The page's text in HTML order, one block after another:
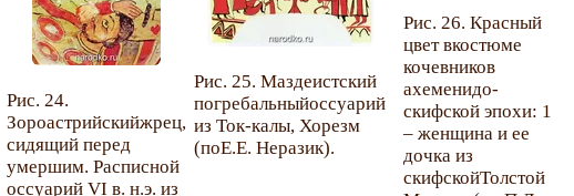
Могила (по
П.Л.Корниенко); 4 –
скифский женский
головной убор из
могильника Вильна
Украйна,курган 22 (по
Л.С. Клочко); 5 –
1903 г.;2 –
Песчаный, курган
10, 1979 г.
Рис. 24.
Зороастрийскийжрец,
сидящий перед
умершим. Расписной
оссуарий VI в. н.э. из
Рис. 25. Маздеистский
погребальныйоссуарий
из Ток-калы, Хорезм
(поЕ.Е. Неразик).
Рис. 26. Красный
цвет вкостюме
кочевников
ахеменидо-
скифской эпохи: 1
– женщина и ее
дочка из
скифскойТолстой